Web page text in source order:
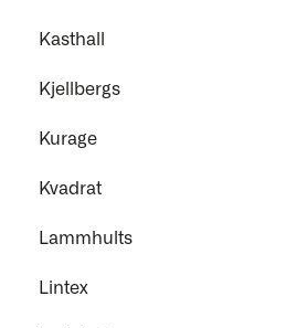
Kasthall
Kjellbergs
Kurage
Kvadrat
Lammhults
Lintex